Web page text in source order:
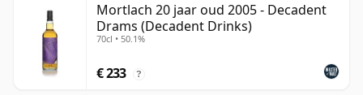
Mortlach 20 jaar oud 2005 - Decadent
Drams (Decadent Drinks)
70cl • 50.1%
€ 233 ?